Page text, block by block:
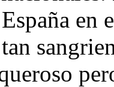
en